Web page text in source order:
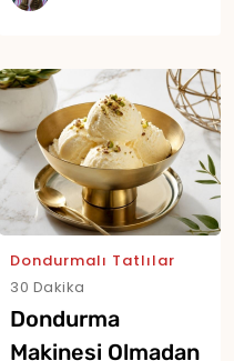
Dondurmalı Tatlılar
30 Dakika
Dondurma
Makinesi Olmadan